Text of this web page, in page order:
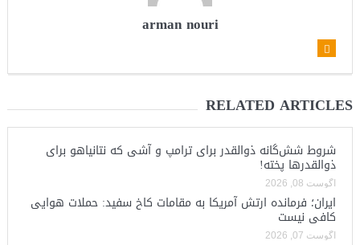
arman nouri
RELATED ARTICLES
شروط شش‌گانه ذوالقدر برای ترامپ و آشی که نتانیاهو برای
ذوالقدرها پخته!
آگوست 08, 2026
ایران؛ فرمانده ارتش آمریکا به مقامات کاخ سفید: حملات هوایی
کافی نیست
آگوست 07, 2026